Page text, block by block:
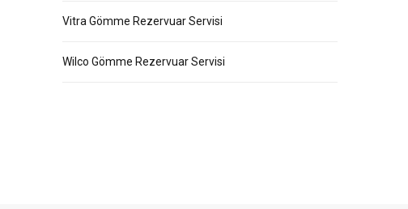
Vitra Gömme Rezervuar Servisi
Wilco Gömme Rezervuar Servisi